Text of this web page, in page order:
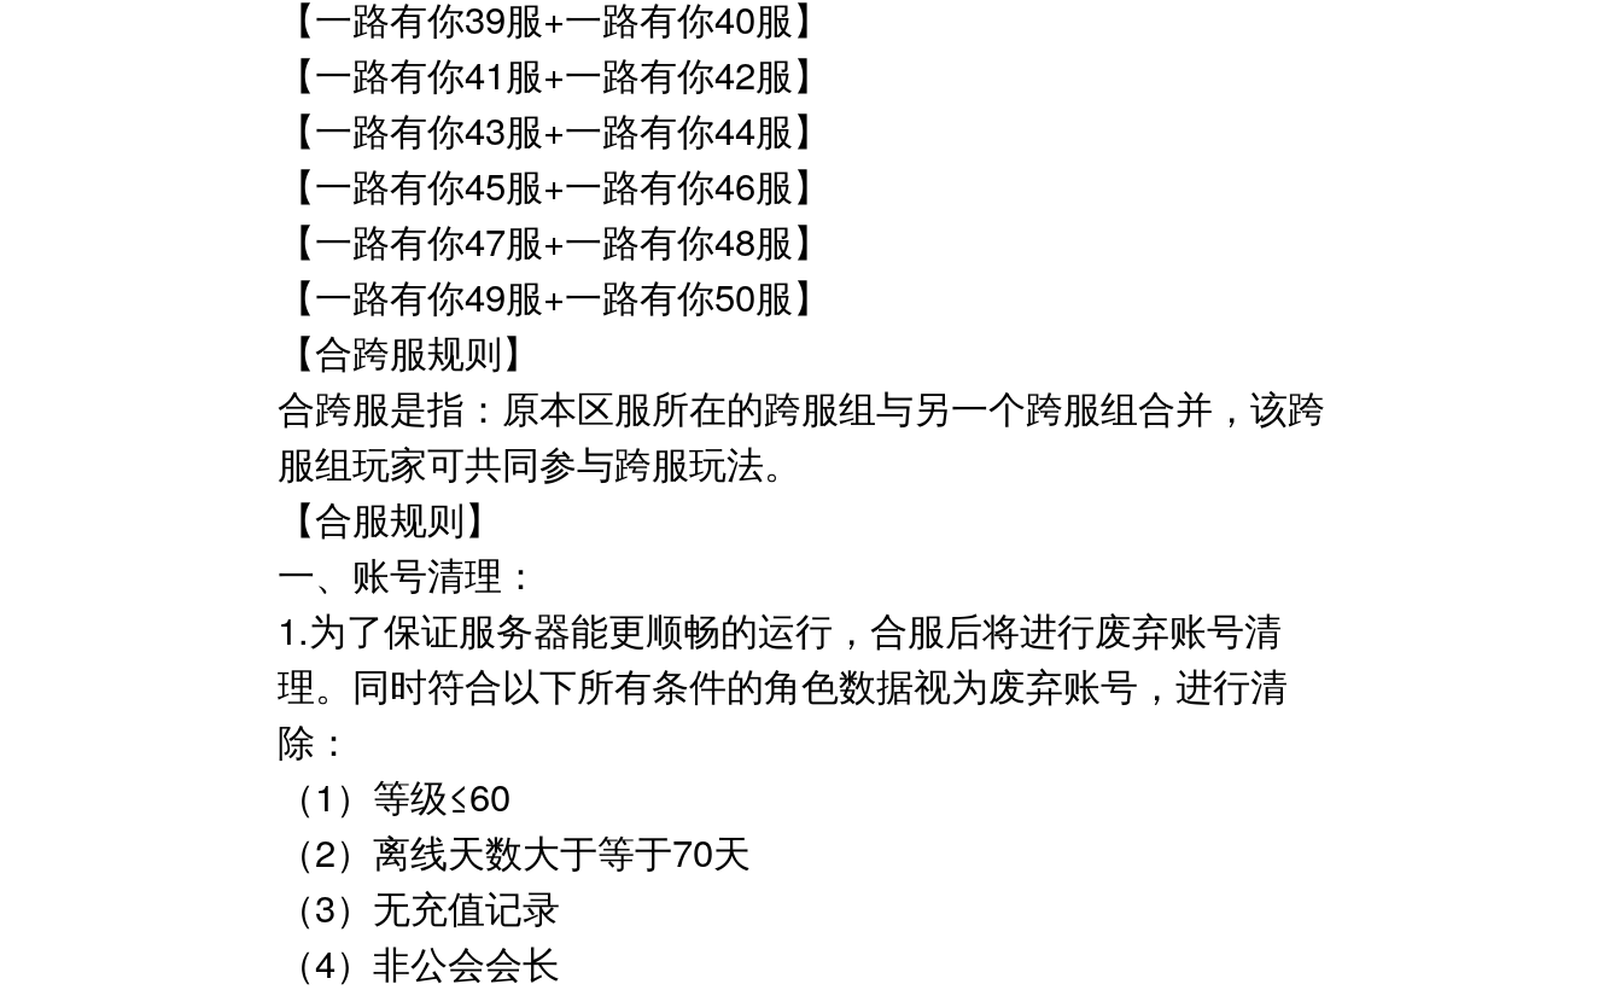
【一路有你39服+一路有你40服】
【一路有你41服+一路有你42服】
【一路有你43服+一路有你44服】
【一路有你45服+一路有你46服】
【一路有你47服+一路有你48服】
【一路有你49服+一路有你50服】
【合跨服规则】
合跨服是指：原本区服所在的跨服组与另一个跨服组合并，该跨
服组玩家可共同参与跨服玩法。
【合服规则】
一、账号清理：
1.为了保证服务器能更顺畅的运行，合服后将进行废弃账号清
理。同时符合以下所有条件的角色数据视为废弃账号，进行清
除：
（1）等级≤60
（2）离线天数大于等于70天
（3）无充值记录
（4）非公会会长